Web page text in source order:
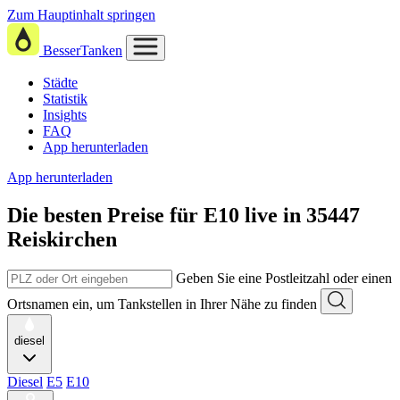
Zum Hauptinhalt springen
BesserTanken
Städte
Statistik
Insights
FAQ
App herunterladen
App herunterladen
Die besten Preise für E10 live in 35447
Reiskirchen
Geben Sie eine Postleitzahl oder einen
Ortsnamen ein, um Tankstellen in Ihrer Nähe zu finden
diesel
Diesel E5 E10